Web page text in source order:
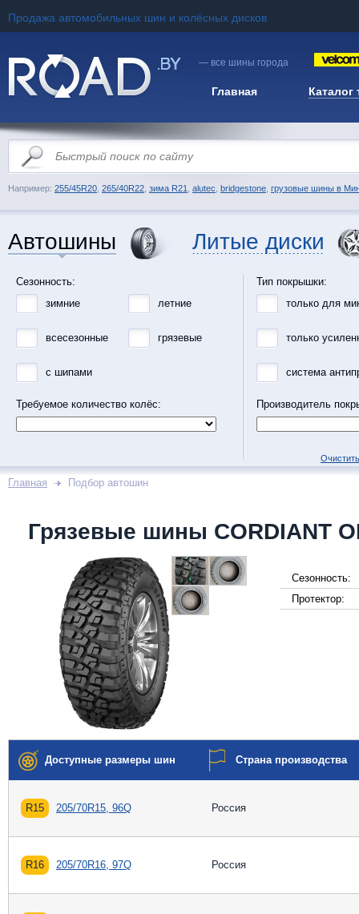
Продажа автомобильных шин и колёсных дисков
— все шины города
Главная Каталог
Например: 255/45R20 265/40R22 зима R21 alutec bridgestone грузовые шины в
Автошины Литые диски
Сезонность:
зимние
летние
всесезонные грязевые
с шипами
Требуемое количество колёс:
Тип покрышки:
только для
только
система
Производитель
Главная Подбор автошин
Грязевые шины CORDIANT
Сезонность:
Протектор:
Доступные размеры шин Страна производства
R15 205/70R15, 96Q Россия
R16 205/70R16, 97Q Россия